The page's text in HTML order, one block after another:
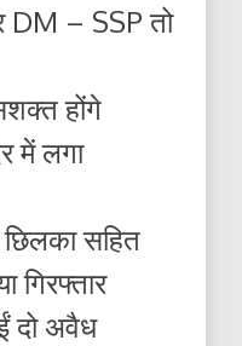
DM – SSP तो
होंगे
में लगा
सहित
गिरफ्तार
दो अवैध